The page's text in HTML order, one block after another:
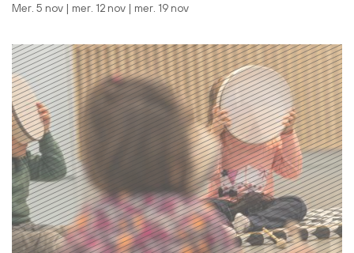
mer. 5 nov | mer. 12 nov | mer. 19 nov